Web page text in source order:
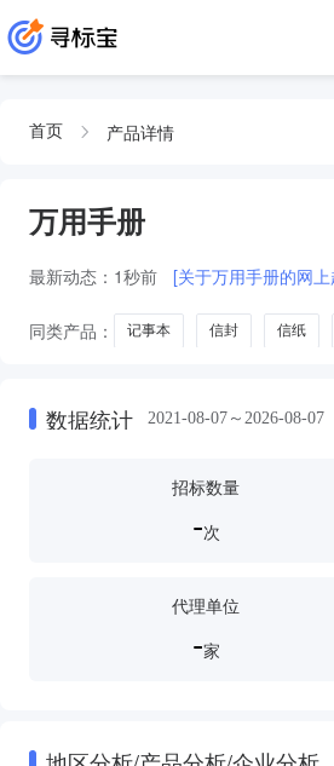
首页 产品详情
万用手册
最新动态： 1秒前 [关于万用手册的网
同类产品： 记事本 信封 信纸
数据统计 2021-08-07～2026-08-07
招标数量
-次
代理单位
-家